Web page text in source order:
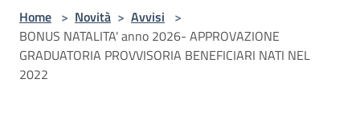
Home > Novità > Avvisi >
BONUS NATALITA' anno 2026- APPROVAZIONE
GRADUATORIA PROVVISORIA BENEFICIARI NATI NEL
2022